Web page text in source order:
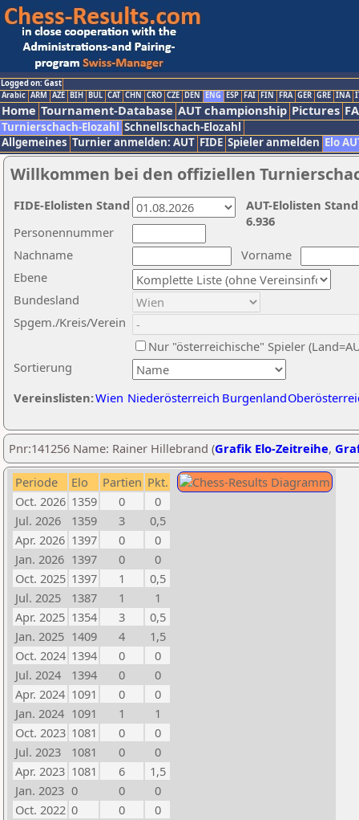
Logged on: Gast
Arabic ARM AZE BIH BUL CAT CHN CRO CZE DEN ENG ESP FAI FIN FRA GER GRE INA
Home Tournament-Database AUT championship Pictures
Turnierschach-Elozahl Schnellschach-Elozahl
Allgemeines Turnier anmelden: AUT FIDE Spieler anmelden Elo
Willkommen bei den offiziellen
Nachname
Vorname
Ebene
Sortierung
Personennummer
Bundesland
Spgem./Kreis/Verein
Nur "österreichische" Spieler
Vereinslisten:Wien Niederösterreich Burgenland
AUT-Elolisten
6.936
FIDE-Elolisten Stand
Pnr:141256 Name: Rainer Hillebrand (Grafik Elo-Zeitreihe,
Periode Elo Partien Pkt.
Oct. 2026 1359 0
0
Jul. 2026
1359 3
0,5
Apr. 2026 1397 0
0
Jan. 2026 1397 0
0
Oct. 2025 1397 1
0,5
Jul. 2025
1387 1
1
Apr. 2025 1354 3
0,5
Jan. 2025 1409 4
1,5
Oct. 2024 1394 0
0
Jul. 2024
1394 0
0
Apr. 2024 1091 0
0
Jan. 2024 1091 1
1
Oct. 2023 1081 0
0
Jul. 2023
1081 0
0
Apr. 2023 1081 6
1,5
Jan. 2023 0 0
0
Oct. 2022 0 0
0